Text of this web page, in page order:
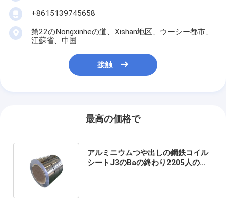
+8615139745658
第22のNongxinheの道、Xishan地区、ウーシー都市、
江蘇省、中国
接触
最高の価格で
アルミニウムつや出しの鋼鉄コイル
シートJ3のBaの終わり2205人の